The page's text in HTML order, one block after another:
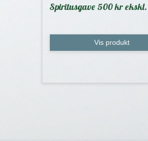
Spiritusgave 500 kr ekskl.
Vis produkt